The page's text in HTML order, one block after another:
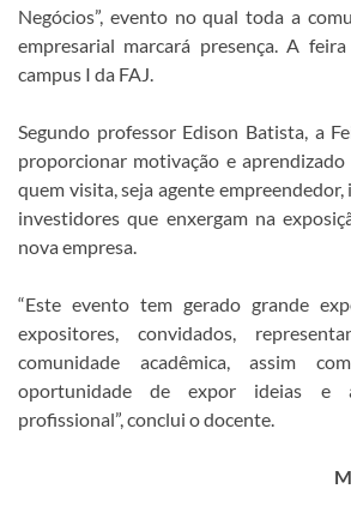
Negócios”, evento no qual toda a
empresarial marcará presença. A
campus I da FAJ.
Segundo professor Edison Batista, a
proporcionar motivação e
quem visita, seja agente
investidores que enxergam na
nova empresa.
“Este evento tem gerado grande
expositores, convidados,
comunidade acadêmica, assim
oportunidade de expor ideias e
profissional”, conclui o docente.